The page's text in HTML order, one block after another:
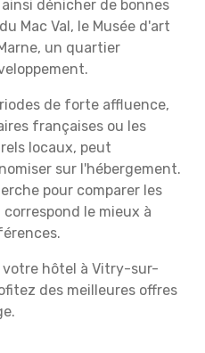
dénicher de bonnes
Mac Val, le Musée d'art
un quartier
de forte affluence,
françaises ou les
locaux, peut
sur l'hébergement.
pour comparer les
le mieux à
votre hôtel à Vitry-sur-
des meilleures offres